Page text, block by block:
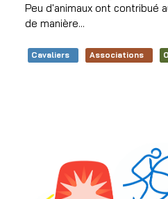
Peu d'animaux ont contribué
de manière...
Cavaliers Associations